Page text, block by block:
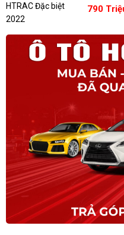
790